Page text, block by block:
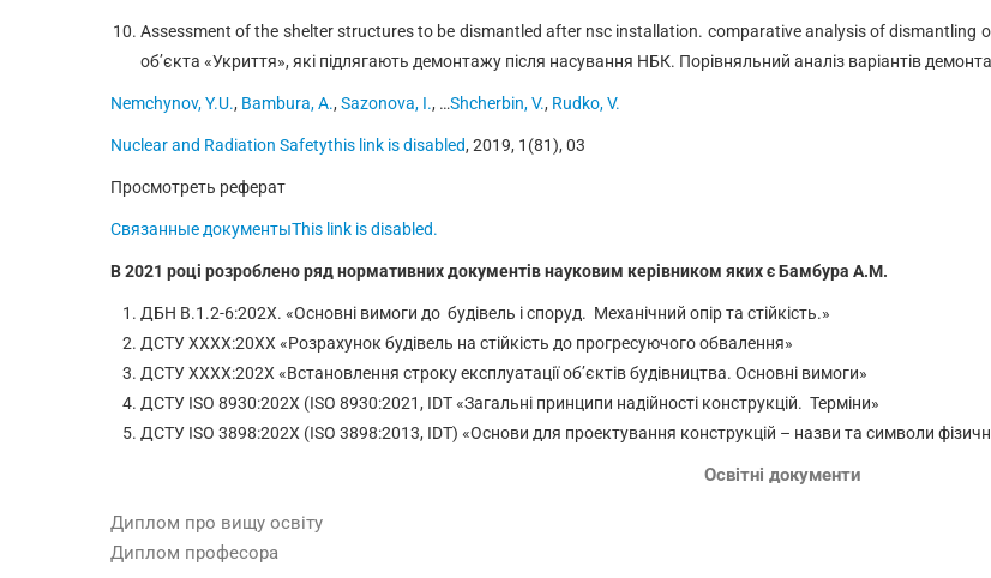
Assessment of the shelter structures to be dismantled after nsc installation. comparative analysis of dismantling
об’єкта «Укриття», які підлягають демонтажу після насування НБК. Порівняльний аналіз варіантів
Nemchynov, Y.U., Bambura, A., Sazonova, I., …Shcherbin, V., Rudko, V.
Nuclear and Radiation Safetythis link is disabled, 2019, 1(81), 03
Просмотреть реферат
Связанные документыThis link is disabled.
В 2021 році розроблено ряд нормативних документів науковим керівником яких є Бамбура А.М.
ДБН В.1.2-6:202Х. «Основні вимоги до будівель і споруд. Механічний опір та стійкість.»
ДСТУ ХХХХ:20ХХ «Розрахунок будівель на стійкість до прогресуючого обвалення»
ДСТУ ХХХХ:202Х «Встановлення строку експлуатації об’єктів будівництва. Основні вимоги»
ДСТУ ISO 8930:202Х (ISO 8930:2021, IDT «Загальні принципи надійності конструкцій. Терміни»
ДСТУ ISO 3898:202Х (ISO 3898:2013, IDT) «Основи для проектування конструкцій – назви та символи
Освітні документи
Диплом про вищу освіту
Диплом професора